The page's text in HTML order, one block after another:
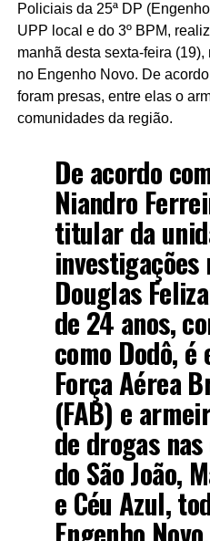
Policiais da 25ª DP
UPP local e do 3º BPM,
manhã desta sexta-feira
no Engenho Novo. De
foram presas, entre elas o
comunidades da região.
De acordo
Niandro
titular da
Douglas
de 24 anos,
como Dodô,
Força Aérea
(FAB) e
de drogas
do São João,
e Céu Azul,